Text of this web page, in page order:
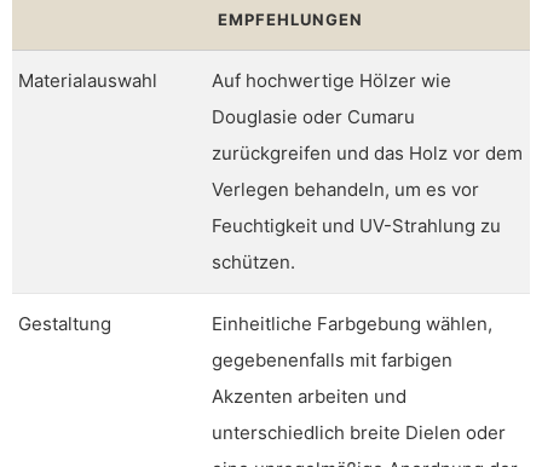
EMPFEHLUNGEN
Materialauswahl
Auf hochwertige Hölzer wie
Douglasie oder Cumaru
zurückgreifen und das Holz vor dem
Verlegen behandeln, um es vor
Feuchtigkeit und UV-Strahlung zu
schützen.
Gestaltung
Einheitliche Farbgebung wählen,
gegebenenfalls mit farbigen
Akzenten arbeiten und
unterschiedlich breite Dielen oder